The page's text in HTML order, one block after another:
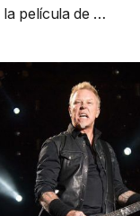
película de …